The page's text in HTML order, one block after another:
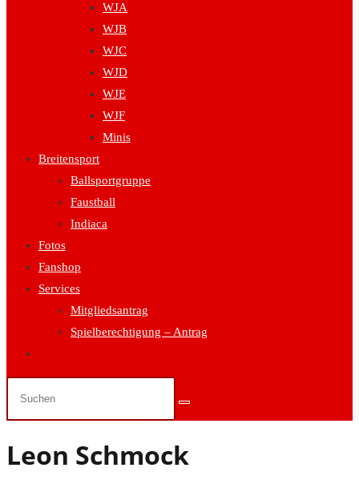
WJA
WJB
WJC
WJD
WJE
WJF
Minis
Breitensport
Ballsportgruppe
Faustball
Indiaca
Fotos
Fanshop
Services
Mitgliedsantrag
Spielberechtigung – Antrag
Suche
umschalten
Leon Schmock